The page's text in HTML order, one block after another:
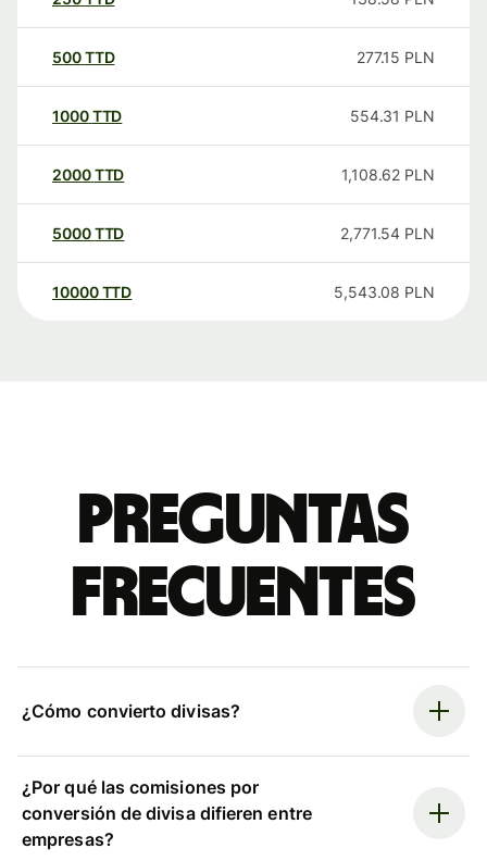
500TTD 277.15 PLN
1000TTD 554.31 PLN
2000TTD 1,108.62 PLN
5000TTD 2,771.54 PLN
10000 TTD 5,543.08 PLN
Preguntas
frecuentes
¿Cómo convierto divisas?
¿Por qué las comisiones por
conversión de divisa difieren entre
empresas?